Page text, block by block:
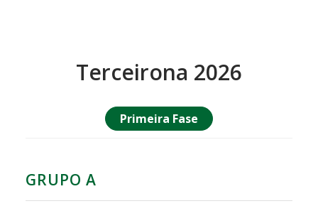
Terceirona 2026
Primeira Fase
GRUPO A